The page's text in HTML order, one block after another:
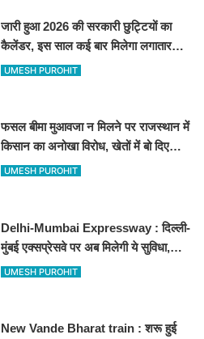
जारी हुआ 2026 की सरकारी छुट्टियों का
कैलेंडर, इस साल कई बार मिलेगा लगातार
अवकाश, देखें
UMESH PUROHIT
फसल बीमा मुआवजा न मिलने पर राजस्थान में
किसान का अनोखा विरोध, खेतों में बो दिए
500-500 रुपए के नोट, वीडियो वायरल
UMESH PUROHIT
Delhi-Mumbai Expressway : दिल्ली-
मुंबई एक्सप्रेसवे पर अब मिलेगी ये सुविधा,
हेलीकॉप्टर सर्विस से तुरंत घायल पहुंचेगा
UMESH PUROHIT
New Vande Bharat train : शरू हुई